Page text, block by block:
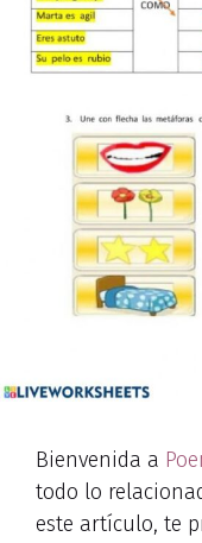
Bienvenida a
todo lo
este artículo, te